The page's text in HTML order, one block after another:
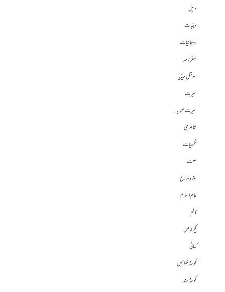
دلیل
دینیات
روحانیات
سفرنامہ
سوشل میڈیا
سیرت
سیرت صحابہ
شاعری
شخصیات
صحت
طنز و مزاح
عالم اسلام
کالم
کچھ خاص
کہانی
گوشہ خواتین
گوشہ ہند